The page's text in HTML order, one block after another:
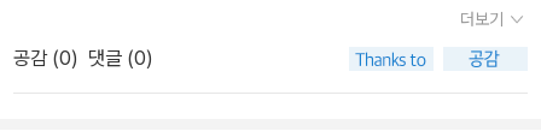
나 세면서 노는 놀이책이지만, 아이가 좀 크면 숫자 계산을 하며 놀 수
있을 것 같다.수학그림책이 따로 있나.
더보기
공감 (0) 댓글 (0)